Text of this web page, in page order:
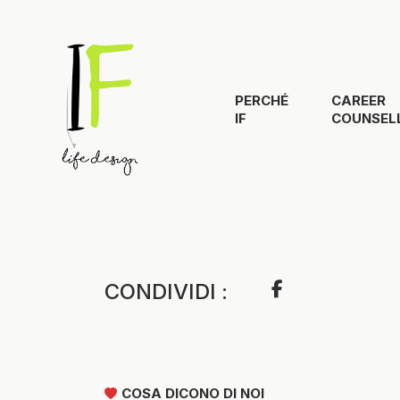
PERCHÉ
IF
CAREER
CONDIVIDI :
COSA DICONO DI NOI@GIUSEPPE SCRIMALI,